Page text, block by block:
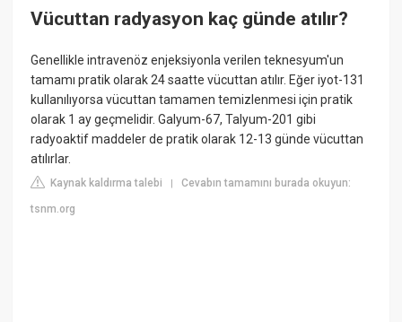
Vücuttan radyasyon kaç günde atılır?
Genellikle intravenöz enjeksiyonla verilen teknesyum'un
tamamı pratik olarak 24 saatte vücuttan atılır. Eğer iyot-131
kullanılıyorsa vücuttan tamamen temizlenmesi için pratik
olarak 1 ay geçmelidir. Galyum-67, Talyum-201 gibi
radyoaktif maddeler de pratik olarak 12-13 günde vücuttan
atılırlar.
Kaynak kaldırma talebi |Cevabın tamamını burada okuyun:
tsnm.org